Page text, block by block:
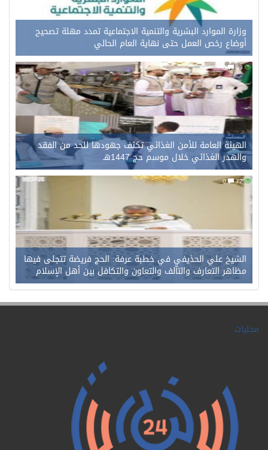
وزارة الموارد البشرية والتنمية الاجتماعية تمدد مهلة تصحيح
أوضاع رخص العمل حتى نهاية العام الحالي
69
0
الهيئة العامة للأمن الغذائي تكثف جهودها للحد من الفقد
والهدر الغذائي خلال موسم حج 1447هـ
72
0
الشيخ علي الحذيفي في خطبة عرفة: الحج فريضة تتجلى فيها
مظاهر التعارف والتآلف والتعاون والتكافل بين أهل الإسلام
محليات